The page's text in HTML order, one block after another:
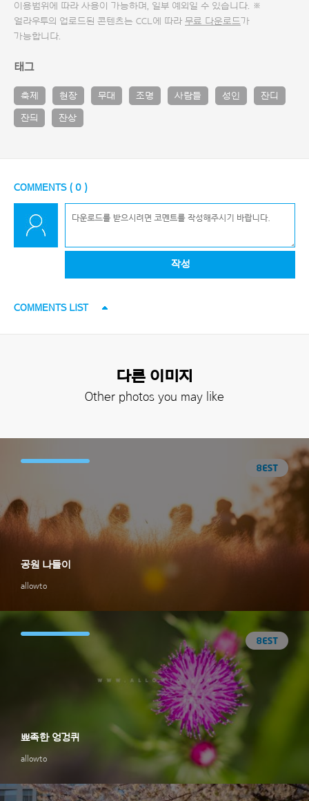
이용범위에 따라 사용이 가능하며, 일부 예외일 수 있습니다. ※
얼라우투의 업로드된 콘텐츠는 CCL에 따라 무료 다운로드가
가능합니다.
태그
축제 현장 무대 조명 사람들 성인 잔디
잔듸 잔상
COMMENTS ( 0 )
작성
COMMENTS LIST
다른 이미지
Other photos you may like
allowto
공원 나들이
allowto
뾰족한 엉겅퀴